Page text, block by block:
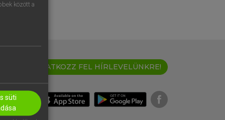
IRATKOZZ FEL HÍRLEVELÜNKRE!
között a
süti